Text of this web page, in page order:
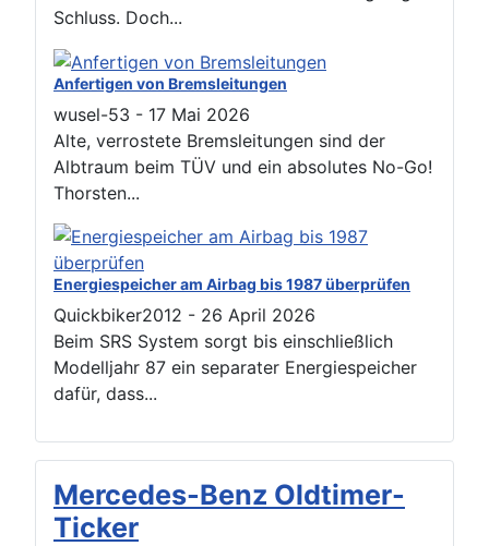
Schluss. Doch...
Anfertigen von Bremsleitungen
wusel-53 - 17 Mai 2026
Alte, verrostete Bremsleitungen sind der
Albtraum beim TÜV und ein absolutes No-Go!
Thorsten...
Energiespeicher am Airbag bis 1987 überprüfen
Quickbiker2012 - 26 April 2026
Beim SRS System sorgt bis einschließlich
Modelljahr 87 ein separater Energiespeicher
dafür, dass...
Mercedes-Benz Oldtimer-
Ticker